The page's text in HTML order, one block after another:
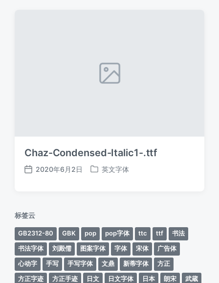
Chaz-Condensed-Italic1-.ttf
发
2020年6月2日
发
英文字体
标签云
GB2312-80 GBK pop pop字体 ttc ttf
书法
书法字体
刘殿儒 图案字体 字体 宋体
广告体
心动字
手写 手写字体 文鼎 新蒂字体
方正
方正字迹
方正手迹 日文 日文字体 日本 朗宋
武蔵